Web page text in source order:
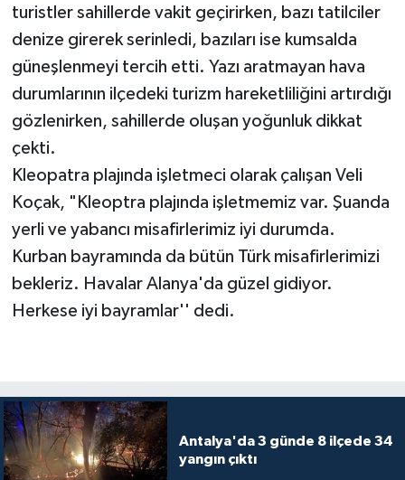
turistler sahillerde vakit geçirirken, bazı tatilciler
denize girerek serinledi, bazıları ise kumsalda
güneşlenmeyi tercih etti. Yazı aratmayan hava
durumlarının ilçedeki turizm hareketliliğini artırdığı
gözlenirken, sahillerde oluşan yoğunluk dikkat
çekti.
Kleopatra plajında işletmeci olarak çalışan Veli
Koçak, "Kleoptra plajında işletmemiz var. Şuanda
yerli ve yabancı misafirlerimiz iyi durumda.
Kurban bayramında da bütün Türk misafirlerimizi
bekleriz. Havalar Alanya'da güzel gidiyor.
Herkese iyi bayramlar'' dedi.
Antalya'da 3 günde 8 ilçede 34
yangın çıktı
Yaşam